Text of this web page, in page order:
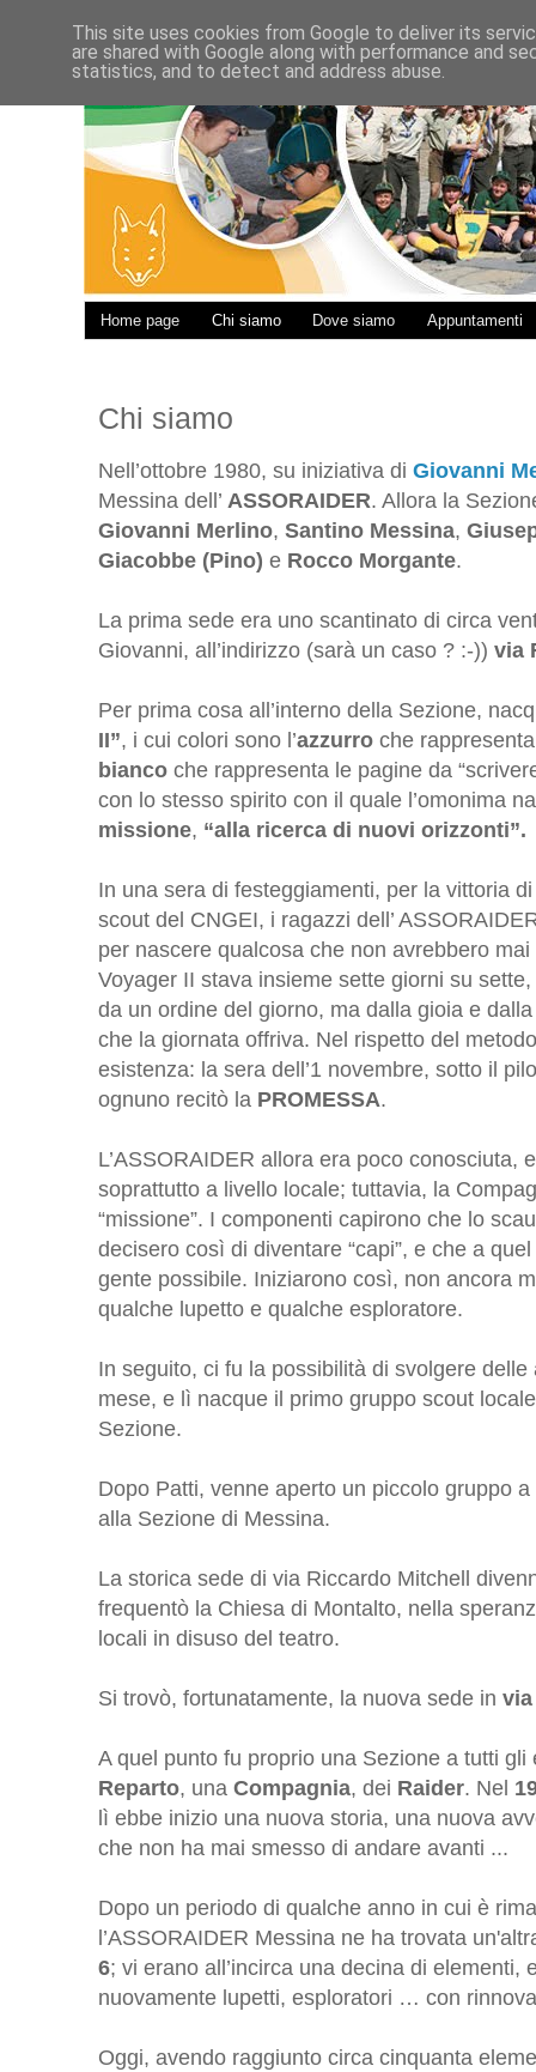
Home page Chi siamo Dove siamo Appuntamenti
Chi siamo
Nell’ottobre 1980, su iniziativa di Giovanni
Messina dell’ ASSORAIDER. Allora la
Giovanni Merlino, Santino Messina,
Giacobbe (Pino) e Rocco Morgante.
La prima sede era uno scantinato di circa
Giovanni, all’indirizzo (sarà un caso ? :-)) via
Per prima cosa all’interno della Sezione,
II”, i cui colori sono l’azzurro che
bianco che rappresenta le pagine da
con lo stesso spirito con il quale l’omonima
missione, “alla ricerca di nuovi orizzonti”.
In una sera di festeggiamenti, per la vittoria
scout del CNGEI, i ragazzi dell’
per nascere qualcosa che non avrebbero
Voyager II stava insieme sette giorni su
da un ordine del giorno, ma dalla gioia e
che la giornata offriva. Nel rispetto del
esistenza: la sera dell’1 novembre, sotto il
ognuno recitò la PROMESSA.
L’ASSORAIDER allora era poco conosciuta,
soprattutto a livello locale; tuttavia, la
“missione”. I componenti capirono che lo
decisero così di diventare “capi”, e che a
gente possibile. Iniziarono così, non ancora
qualche lupetto e qualche esploratore.
In seguito, ci fu la possibilità di svolgere
mese, e lì nacque il primo gruppo scout
Sezione.
Dopo Patti, venne aperto un piccolo gruppo
alla Sezione di Messina.
La storica sede di via Riccardo Mitchell
frequentò la Chiesa di Montalto, nella
locali in disuso del teatro.
Si trovò, fortunatamente, la nuova sede in
A quel punto fu proprio una Sezione a tutti gli
Reparto, una Compagnia, dei Raider. Nel
lì ebbe inizio una nuova storia, una nuova
che non ha mai smesso di andare avanti ...
Dopo un periodo di qualche anno in cui è
l’ASSORAIDER Messina ne ha trovata
6; vi erano all’incirca una decina di elementi,
nuovamente lupetti, esploratori … con
Oggi, avendo raggiunto circa cinquanta
This site uses cookies from Google to deliver its
are shared with Google along with performance and
statistics, and to detect and address abuse.